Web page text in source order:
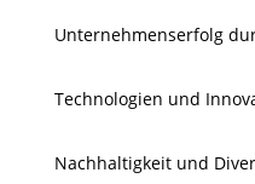
Unternehmenserfolg
Technologien und
Nachhaltigkeit und